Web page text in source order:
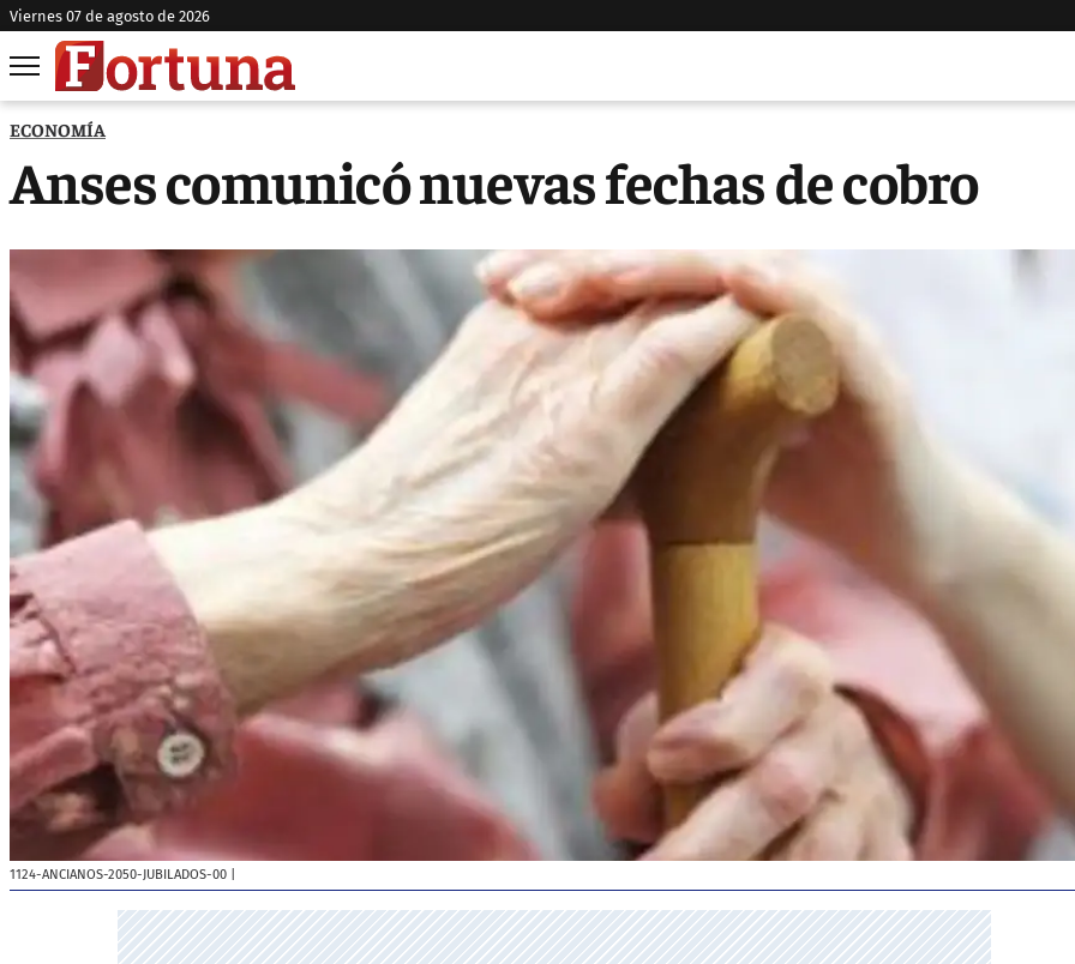
viernes 07 de agosto de 2026
ECONOMÍA
Anses comunicó nuevas fechas de cobro
1124-ANCIANOS-2050-JUBILADOS-00